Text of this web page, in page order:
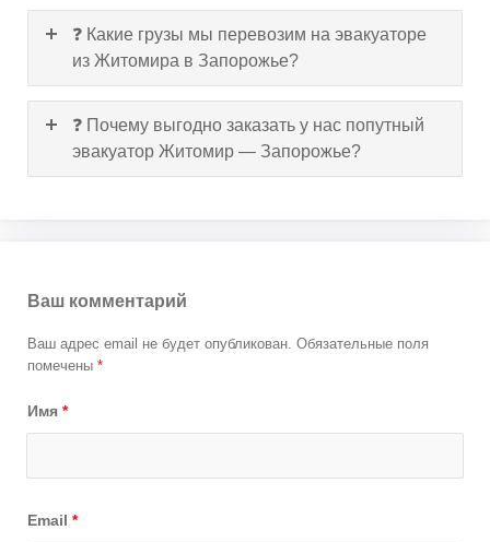
❓ Какие грузы мы перевозим на эвакуаторе
из Житомира в Запорожье?
❓ Почему выгодно заказать у нас попутный
эвакуатор Житомир — Запорожье?
Ваш комментарий
Ваш адрес email не будет опубликован. Обязательные поля
помечены *
Имя *
Email *